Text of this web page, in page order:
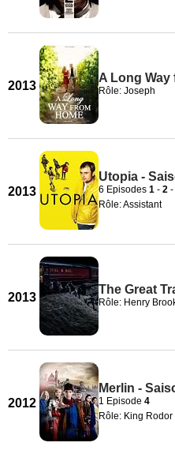
2013
A Long Way
Rôle: Joseph
2013
Utopia -
6 Episodes 1 - 2 -
Rôle: Assistant
2013
The Great
Rôle: Henry
2012
Merlin -
1 Episode 4
Rôle: King Rodor